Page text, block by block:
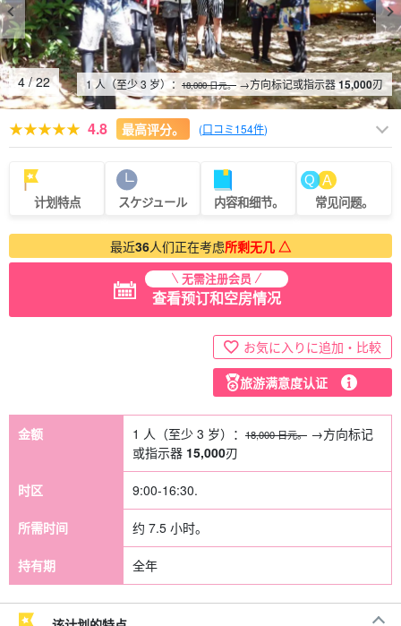
4/22 1 人（至少 3 岁）： 18,000 日元。→方向标记或指示器15,000刃
4.8 最高评分。 (口コミ154件)
计划特点 スケジュール 内容和细节。 常见问题。
最近36人们正在考虑所剩无几 △
无需注册会员
查看预订和空房情况
お気に入りに追加・比較
旅游满意度认证
金额 1 人（至少 3 岁）： 18,000 日元。 →方向标记
或指示器 15,000刃
时区 9:00-16:30.
所需时间 约 7.5 小时。
持有期 全年